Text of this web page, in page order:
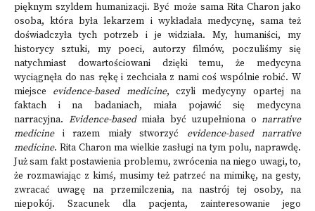
pięknym szyldem humanizacji. Być może sama Rita Charon jako
osoba, która była lekarzem i wykładała medycynę, sama też
doświadczyła tych potrzeb i je widziała. My, humaniści, my
historycy sztuki, my poeci, autorzy filmów, poczuliśmy się
natychmiast dowartościowani dzięki temu, że medycyna
wyciągnęła do nas rękę i zechciała z nami coś wspólnie robić. W
miejsce evidence-based medicine, czyli medycyny opartej na
faktach i na badaniach, miała pojawić się medycyna
narracyjna. Evidence-basedmiała być uzupełniona o narrative
medicinei razem miały stworzyć evidence-based narrative
medicine. Rita Charon ma wielkie zasługi na tym polu, naprawdę.
Już sam fakt postawienia problemu, zwrócenia na niego uwagi, to,
że rozmawiając z kimś, musimy też patrzeć na mimikę, na gesty,
zwracać uwagę na przemilczenia, na nastrój tej osoby, na
niepokój. Szacunek dla pacjenta, zainteresowanie jego